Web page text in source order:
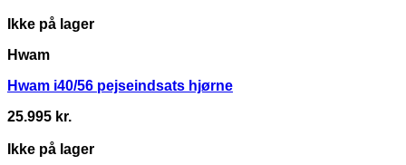
Ikke på lager
Hwam
Hwam i40/56 pejseindsats hjørne
25.995 kr.
Ikke på lager